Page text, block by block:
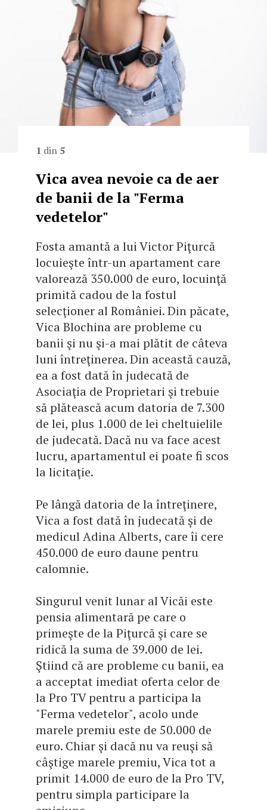
1 din 5
Vica avea nevoie ca de aer
de banii de la "Ferma
vedetelor"
Fosta amantă a lui Victor Piţurcă
locuieşte într-un apartament care
valorează 350.000 de euro, locuinţă
primită cadou de la fostul
selecţioner al României. Din păcate,
Vica Blochina are probleme cu
banii şi nu şi-a mai plătit de câteva
luni întreţinerea. Din această cauză,
ea a fost dată în judecată de
Asociaţia de Proprietari şi trebuie
să plătească acum datoria de 7.300
de lei, plus 1.000 de lei cheltuielile
de judecată. Dacă nu va face acest
lucru, apartamentul ei poate fi scos
la licitaţie.
Pe lângă datoria de la întreţinere,
Vica a fost dată în judecată şi de
medicul Adina Alberts, care îi cere
450.000 de euro daune pentru
calomnie.
Singurul venit lunar al Vicăi este
pensia alimentară pe care o
primeşte de la Piţurcă şi care se
ridică la suma de 39.000 de lei.
Ştiind că are probleme cu banii, ea
a acceptat imediat oferta celor de
la Pro TV pentru a participa la
"Ferma vedetelor", acolo unde
marele premiu este de 50.000 de
euro. Chiar şi dacă nu va reuşi să
câştige marele premiu, Vica tot a
primit 14.000 de euro de la Pro TV,
pentru simpla participare la